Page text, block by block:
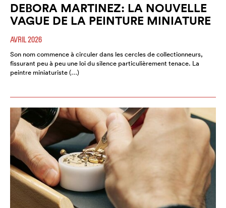
DEBORA MARTINEZ: LA NOUVELLE
VAGUE DE LA PEINTURE MINIATURE
AVRIL 2026
Son nom commence à circuler dans les cercles de collectionneurs,
fissurant peu à peu une loi du silence particulièrement tenace. La
peintre miniaturiste (…)